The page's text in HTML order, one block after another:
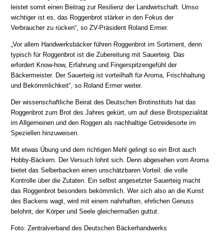
leistet somit einen Beitrag zur Resilienz der Landwirtschaft. Umso
wichtiger ist es, das Roggenbrot stärker in den Fokus der
Verbraucher zu rücken“, so ZV-Präsident Roland Ermer.
„Vor allem Handwerksbäcker führen Roggenbrot im Sortiment, denn
typisch für Roggenbrot ist die Zubereitung mit Sauerteig. Das
erfordert Know-how, Erfahrung und Fingerspitzengefühl der
Bäckermeister. Der Sauerteig ist vorteilhaft für Aroma, Frischhaltung
und Bekömmlichkeit“, so Roland Ermer weiter.
Der wissenschaftliche Beirat des Deutschen Brotinstituts hat das
Roggenbrot zum Brot des Jahres gekürt, um auf diese Brotspezialität
im Allgemeinen und den Roggen als nachhaltige Getreidesorte im
Speziellen hinzuweisen.
Mit etwas Übung und dem richtigen Mehl gelingt so ein Brot auch
Hobby-Bäckern. Der Versuch lohnt sich. Denn abgesehen vom Aroma
bietet das Selberbacken einen unschätzbaren Vorteil: die volle
Kontrolle über die Zutaten. Ein selbst angesetzter Sauerteig macht
das Roggenbrot besonders bekömmlich. Wer sich also an die Kunst
des Backens wagt, wird mit einem nahrhaften, ehrlichen Genuss
belohnt, der Körper und Seele gleichermaßen guttut.
Foto: Zentralverband des Deutschen Bäckerhandwerks